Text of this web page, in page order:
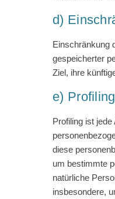
d)
Einschränkung
gespeicherter
Ziel, ihre
e) Profiling
Profiling ist
diese
um bestimmte
natürliche
insbesondere,